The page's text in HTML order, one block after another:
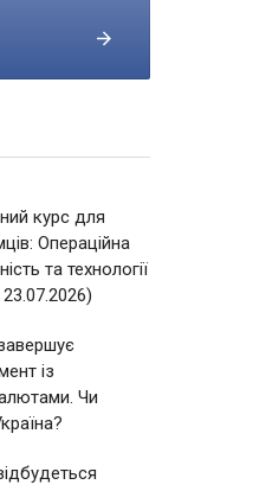
курс для
Операційна
та технології
із
Чи